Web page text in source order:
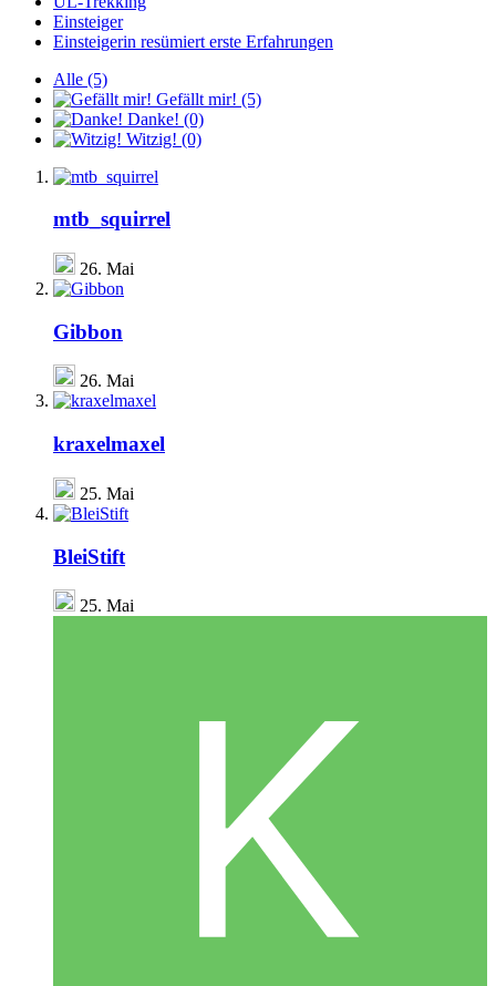
Einsteiger
Einsteigerin resümiert erste Erfahrungen
Alle (5)
Gefällt mir! (5)
Danke! (0)
Witzig! (0)
mtb_squirrel
26. Mai
Gibbon
26. Mai
kraxelmaxel
25. Mai
BleiStift
25. Mai